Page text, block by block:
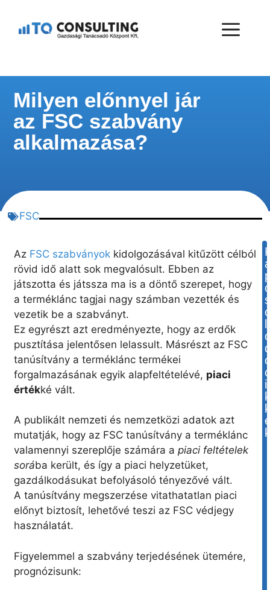
Milyen előnnyel jár
az FSC szabvány
alkalmazása?
FSC
Az FSC szabványok kidolgozásával kitűzött célból
rövid idő alatt sok megvalósult. Ebben az
játszotta és játssza ma is a döntő szerepet, hogy
a terméklánc tagjai nagy számban vezették és
vezetik be a szabványt.
Ez egyrészt azt eredményezte, hogy az erdők
pusztítása jelentősen lelassult. Másrészt az FSC
tanúsítvány a terméklánc termékei
forgalmazásának egyik alapfeltételévé, piaci
értékké vált.
A publikált nemzeti és nemzetközi adatok azt
mutatják, hogy az FSC tanúsítvány a terméklánc
valamennyi szereplője számára a piaci feltételek
sorába került, és így a piaci helyzetüket,
gazdálkodásukat befolyásoló tényezővé vált.
A tanúsítvány megszerzése vitathatatlan piaci
előnyt biztosít, lehetővé teszi az FSC védjegy
használatát.
Figyelemmel a szabvány terjedésének ütemére,
prognózisunk:
i